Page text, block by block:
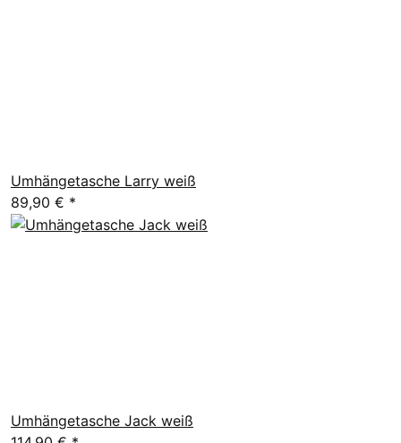
Umhängetasche Larry weiß
89,90 € *
Umhängetasche Jack weiß